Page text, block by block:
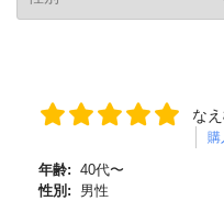
な
購
年齢: 40代〜
性別:
男性